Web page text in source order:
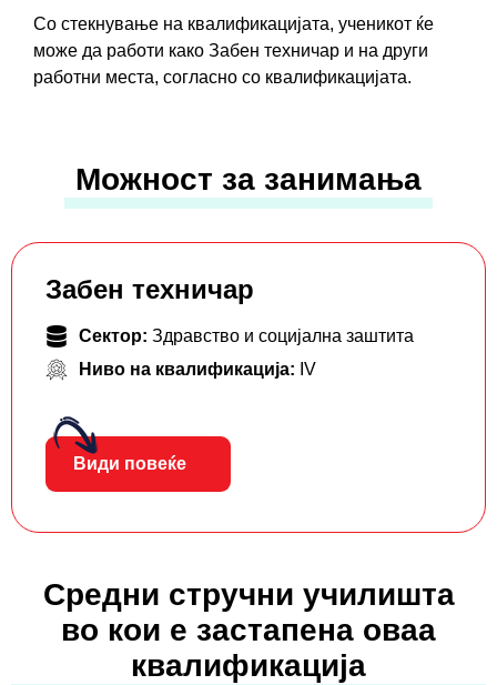
Со стекнување на квалификацијатa, ученикот ќе
може да работи како Забен техничар и на други
работни места, согласно со квалификацијата.
Можност за занимања
Забен техничар
Сектор: Здравство и социјална заштита
Ниво на квалификација: IV
Види повеќе
Средни стручни училишта
во кои е застапена оваа
квалификација